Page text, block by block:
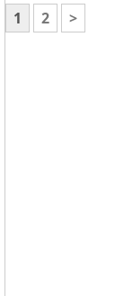
1 2 >